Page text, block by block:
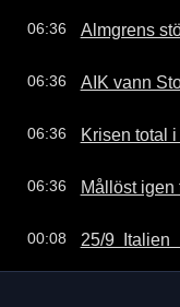
06:36 Almgrens
06:36 AIK vann
06:36 Krisen total
06:36 Mållöst igen
00:08 25/9  Italien